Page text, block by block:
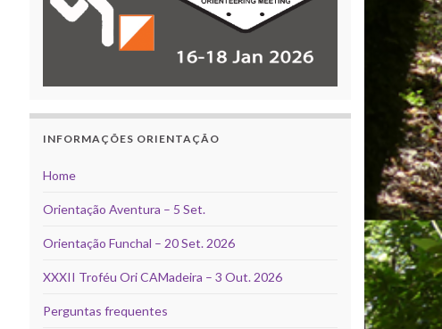
INFORMAÇÕES ORIENTAÇÃO
Home
Orientação Aventura – 5 Set.
Orientação Funchal – 20 Set. 2026
XXXII Troféu Ori CAMadeira – 3 Out. 2026
Perguntas frequentes